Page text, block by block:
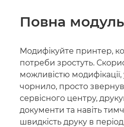
Повна
Модифікуйте принтер,
потреби зростуть.
можливістю модифікації,
чорнило, просто
сервісного центру,
документи та навіть
швидкість друку в